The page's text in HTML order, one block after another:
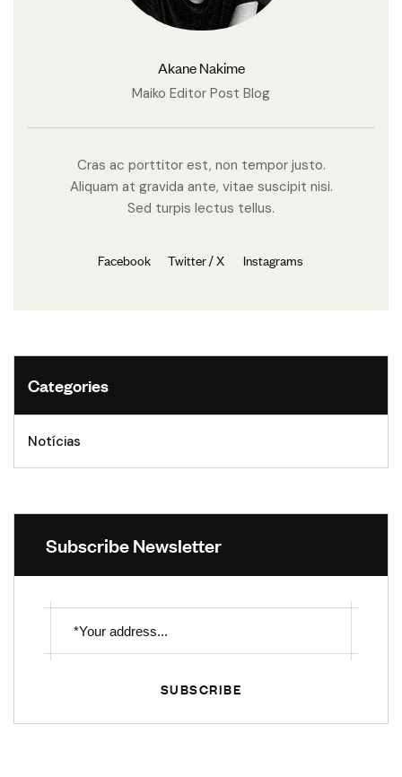
Akane Nakime
Maiko Editor Post Blog
Cras ac porttitor est, non tempor justo.
Aliquam at gravida ante, vitae suscipit nisi.
Sed turpis lectus tellus.
Facebook Twitter / X Instagrams
Categories
Notícias
Subscribe Newsletter
SUBSCRIBE